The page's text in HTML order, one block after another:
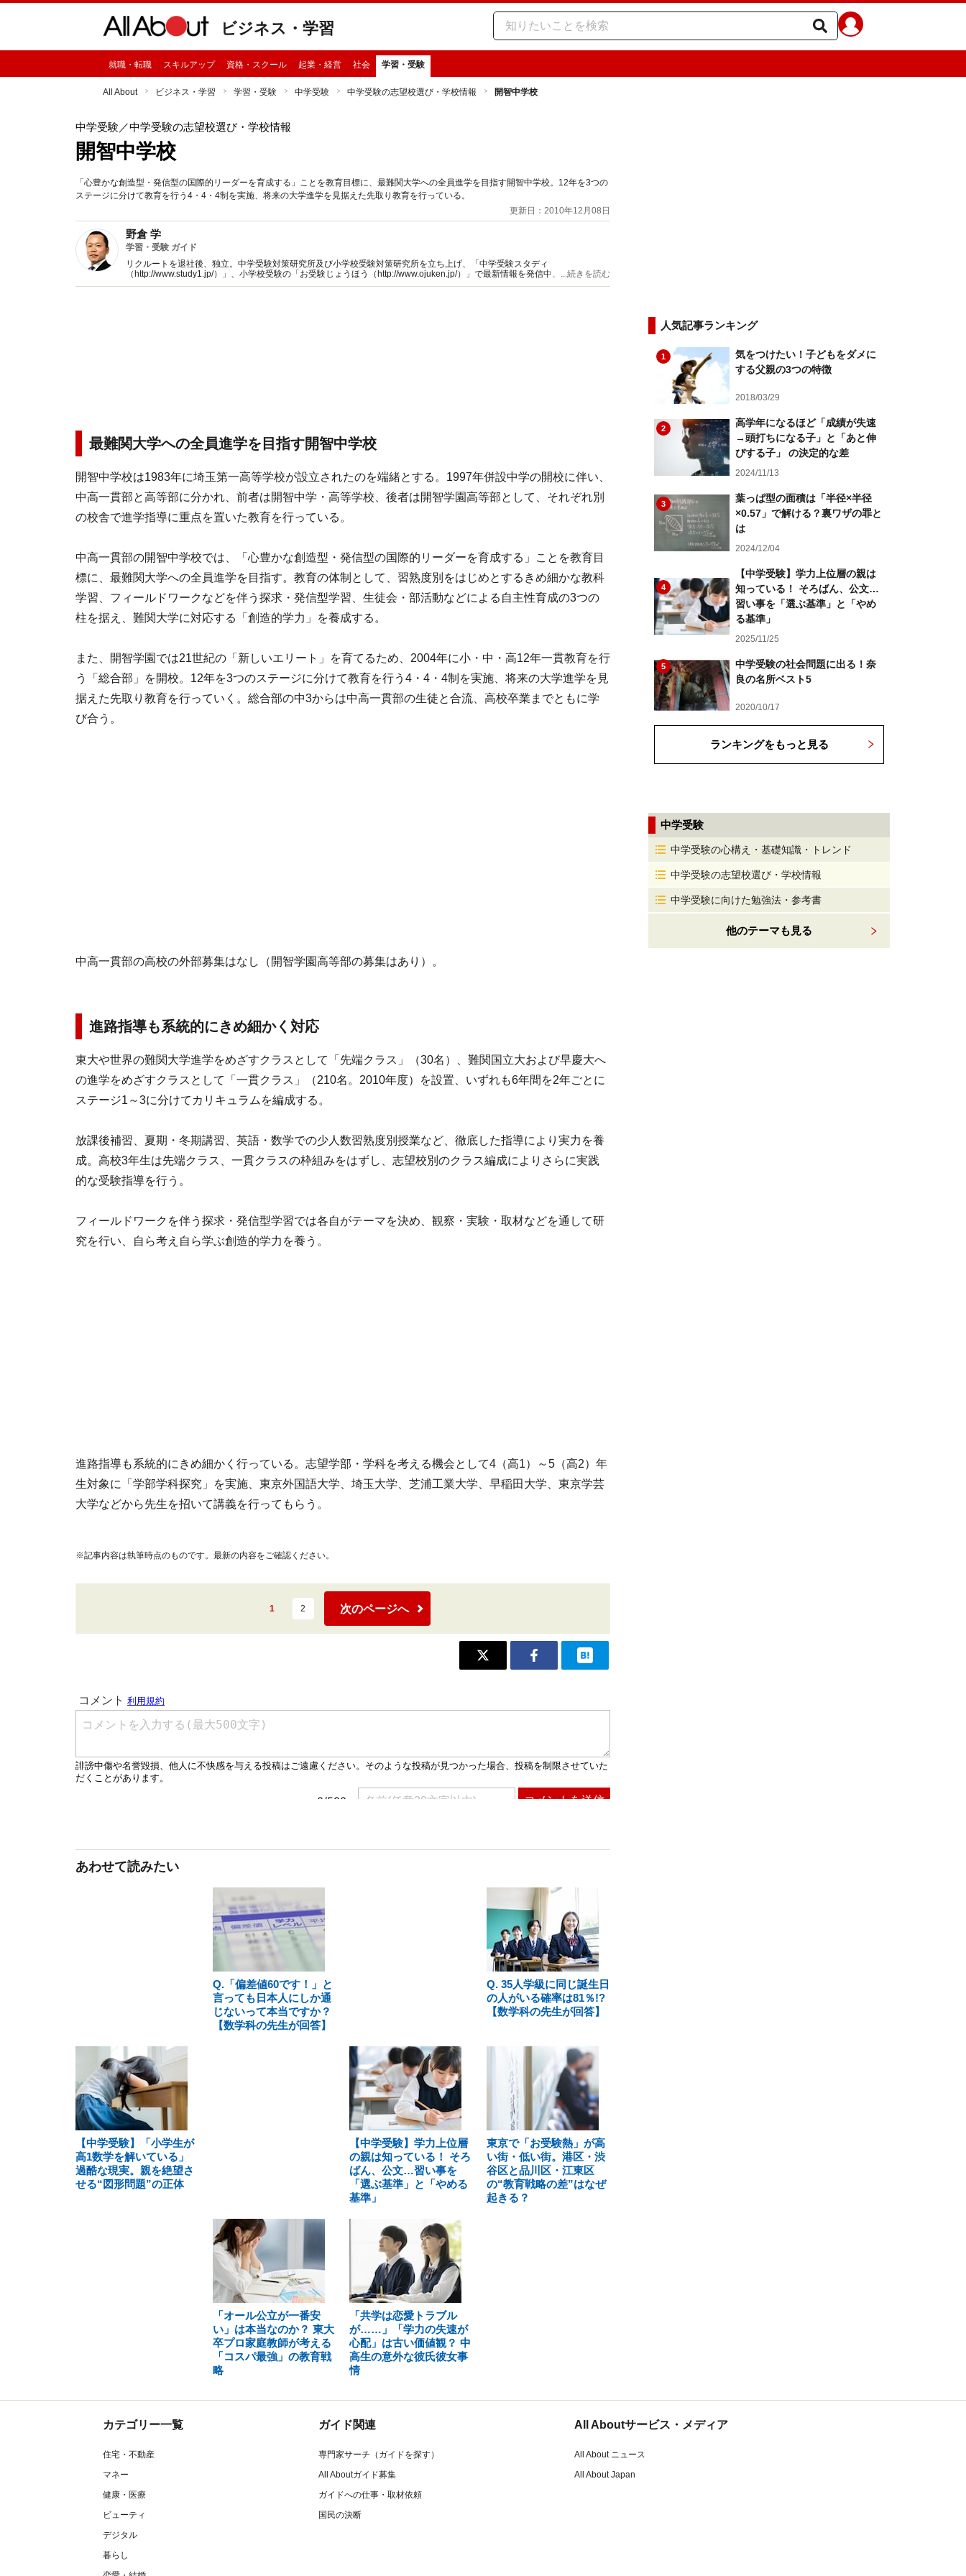
ビジネス・学習
就職・転職 スキルアップ 資格・スクール 起業・経営 社会 学習・受験
All About ビジネス・学習 学習・受験 中学受験 中学受験の志望校選び・学校情報 開智中学校
中学受験 ／中学受験の志望校選び・学校情報
開智中学校
「心豊かな創造型・発信型の国際的リーダーを育成する」ことを教育目標に、最難関大学への全員進学を目指す開智中学校。12年を3つの
ステージに分けて教育を行う4・4・4制を実施、将来の大学進学を見据えた先取り教育を行っている。
更新日：2010年12月08日
野倉 学
学習・受験 ガイド
リクルートを退社後、独立。中学受験対策研究所及び小学校受験対策研究所を立ち上げ、「中学受験スタディ
（http://www.study1.jp/）」、小学校受験の「お受験じょうほう（http://www.ojuken.jp/）」で最新情報を発信中。受験プロセ
スやその実態を把握したデータを基に受験家族、学校へアドバイスを行っています。
...続きを読む
最難関大学への全員進学を目指す開智中学校
開智中学校は1983年に埼玉第一高等学校が設立されたのを端緒とする。1997年併設中学の開校に伴い、
中高一貫部と高等部に分かれ、前者は開智中学・高等学校、後者は開智学園高等部として、それぞれ別
の校舎で進学指導に重点を置いた教育を行っている。
中高一貫部の開智中学校では、「心豊かな創造型・発信型の国際的リーダーを育成する」ことを教育目
標に、最難関大学への全員進学を目指す。教育の体制として、習熟度別をはじめとするきめ細かな教科
学習、フィールドワークなどを伴う探求・発信型学習、生徒会・部活動などによる自主性育成の3つの
柱を据え、難関大学に対応する「創造的学力」を養成する。
また、開智学園では21世紀の「新しいエリート」を育てるため、2004年に小・中・高12年一貫教育を行
う「総合部」を開校。12年を3つのステージに分けて教育を行う4・4・4制を実施、将来の大学進学を見
据えた先取り教育を行っていく。総合部の中3からは中高一貫部の生徒と合流、高校卒業までともに学
び合う。
中高一貫部の高校の外部募集はなし（開智学園高等部の募集はあり）。
進路指導も系統的にきめ細かく対応
東大や世界の難関大学進学をめざすクラスとして「先端クラス」（30名）、難関国立大および早慶大へ
の進学をめざすクラスとして「一貫クラス」（210名。2010年度）を設置、いずれも6年間を2年ごとに
ステージ1～3に分けてカリキュラムを編成する。
放課後補習、夏期・冬期講習、英語・数学での少人数習熟度別授業など、徹底した指導により実力を養
成。高校3年生は先端クラス、一貫クラスの枠組みをはずし、志望校別のクラス編成によりさらに実践
的な受験指導を行う。
フィールドワークを伴う探求・発信型学習では各自がテーマを決め、観察・実験・取材などを通して研
究を行い、自ら考え自ら学ぶ創造的学力を養う。
進路指導も系統的にきめ細かく行っている。志望学部・学科を考える機会として4（高1）～5（高2）年
生対象に「学部学科探究」を実施、東京外国語大学、埼玉大学、芝浦工業大学、早稲田大学、東京学芸
大学などから先生を招いて講義を行ってもらう。
※記事内容は執筆時点のものです。最新の内容をご確認ください。
1 2 次のページへ
あわせて読みたい
Q.「偏差値60です！」と
言っても日本人にしか通
じないって本当ですか？
【数学科の先生が回答】
Q. 35人学級に同じ誕生日
の人がいる確率は81％!?
【数学科の先生が回答】
【中学受験】「小学生が
高1数学を解いている」
過酷な現実。親を絶望さ
せる“図形問題”の正体
【中学受験】学力上位層
の親は知っている！ そろ
ばん、公文…習い事を
「選ぶ基準」と「やめる
基準」
東京で「お受験熱」が高
い街・低い街。港区・渋
谷区と品川区・江東区
の“教育戦略の差”はなぜ
起きる？
「オール公立が一番安
い」は本当なのか？ 東大
卒プロ家庭教師が考える
「コスパ最強」の教育戦
略
「共学は恋愛トラブル
が……」「学力の失速が
心配」は古い価値観？ 中
高生の意外な彼氏彼女事
情
人気記事ランキング
1
気をつけたい！子どもをダメに
する父親の3つの特徴
2018/03/29
2
高学年になるほど「成績が失速
→頭打ちになる子」と「あと伸
びする子」 の決定的な差
2024/11/13
3
葉っぱ型の面積は「半径×半径
×0.57」で解ける？裏ワザの罪と
は
2024/12/04
4
【中学受験】学力上位層の親は
知っている！ そろばん、公文…
習い事を「選ぶ基準」と「やめ
る基準」
2025/11/25
5
中学受験の社会問題に出る！奈
良の名所ベスト5
2020/10/17
ランキングをもっと見る
中学受験
中学受験の心構え・基礎知識・トレンド
中学受験の志望校選び・学校情報
中学受験に向けた勉強法・参考書
他のテーマも見る
カテゴリー一覧
住宅・不動産
マネー
健康・医療
ビューティ
デジタル
暮らし
ガイド関連
専門家サーチ（ガイドを探す）
All Aboutガイド募集
ガイドへの仕事・取材依頼
国民の決断
All Aboutサービス・メディア
All About ニュース
All About Japan